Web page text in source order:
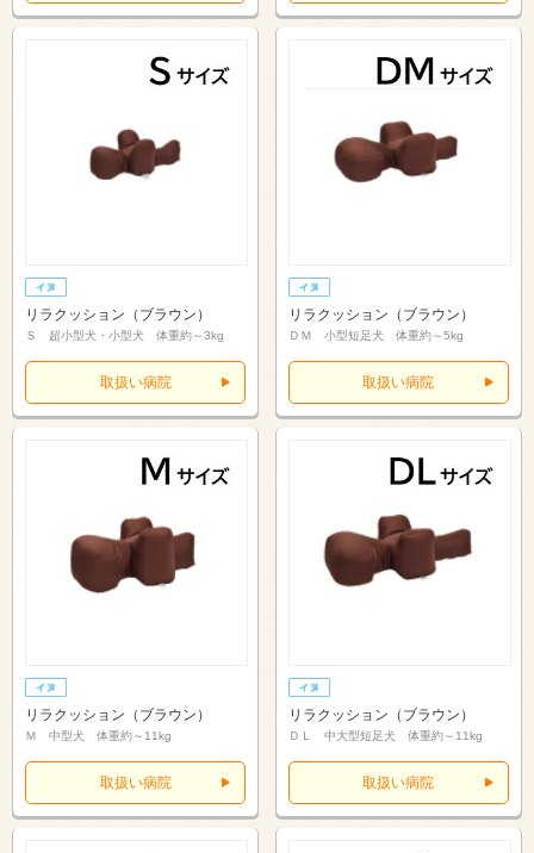
リラクッション（ブラウン）
Ｓ 超小型犬・小型犬 体重約～3kg
取扱い病院
リラクッション（ブラウン）
ＤＭ 小型短足犬 体重約～5kg
取扱い病院
リラクッション（ブラウン）
Ｍ 中型犬 体重約～11kg
取扱い病院
リラクッション（ブラウン）
ＤＬ 中大型短足犬 体重約～11kg
取扱い病院